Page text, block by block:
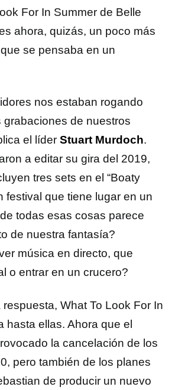
For In Summer de Belle
ahora, quizás, un poco más
se pensaba en un
nos estaban rogando
de nuestros
el líder Stuart Murdoch.
a editar su gira del 2019,
tres sets en el “Boaty
festival que tiene lugar en un
todas esas cosas parece
de nuestra fantasía?
música en directo, que
o entrar en un crucero?
What To Look For In
hasta ellas. Ahora que el
la cancelación de los
pero también de los planes
de producir un nuevo